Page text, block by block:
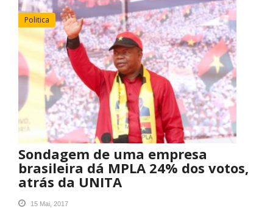
Politica
Sondagem de uma empresa
brasileira dá MPLA 24% dos votos,
atrás da UNITA
15 Mai, 2017